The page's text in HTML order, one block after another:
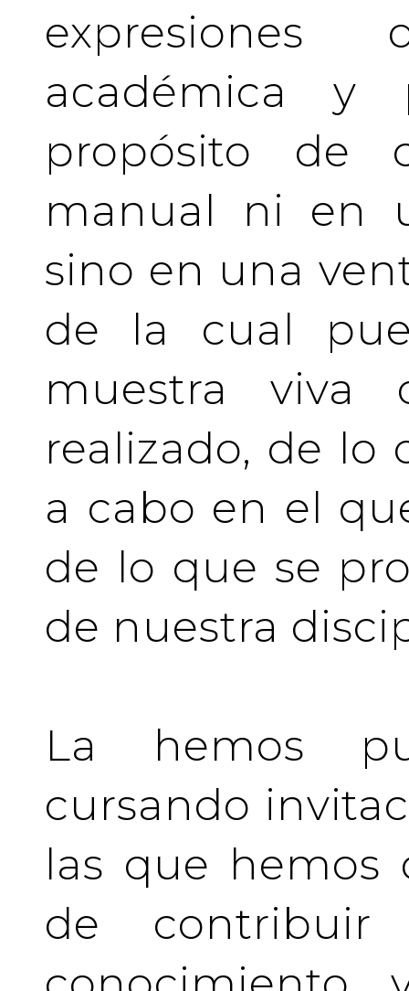
académica y
propósito de
manual ni en
sino en una
de la cual
muestra
realizado, de lo
a cabo en el
de lo que se
de nuestra
La hemos
cursando
las que hemos
de contribuir